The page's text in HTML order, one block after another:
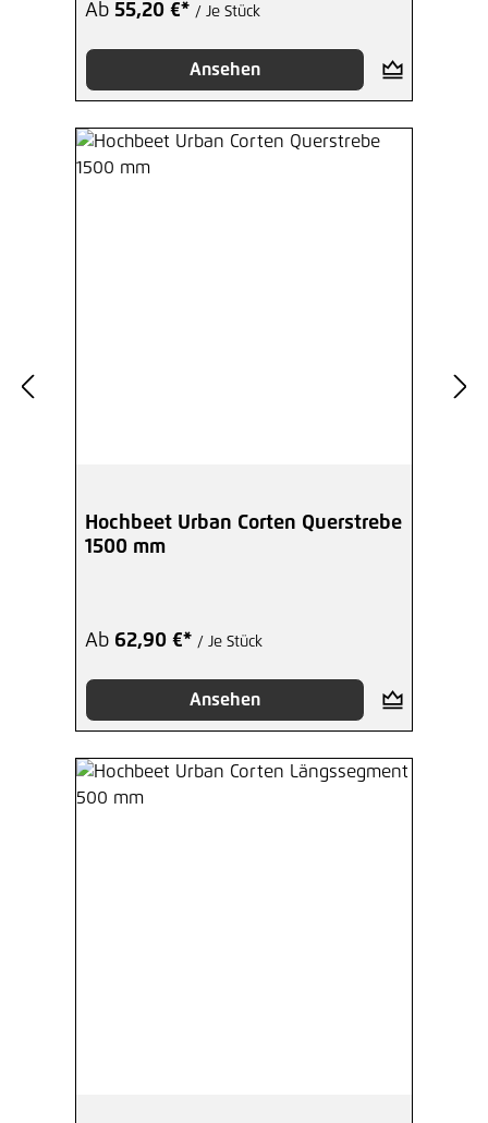
Ab 55,20 €* / Je Stück
Ansehen
Hochbeet Urban Corten Querstrebe
1500 mm
Ab 62,90 €* / Je Stück
Ansehen